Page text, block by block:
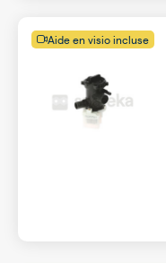
Aide en visio incluse